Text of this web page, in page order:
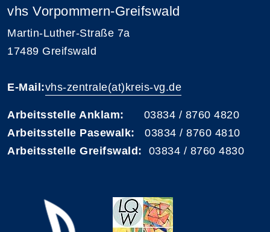
vhs Vorpommern-Greifswald
Martin-Luther-Straße 7a
17489 Greifswald
E-Mail:vhs-zentrale(at)kreis-vg.de
Arbeitsstelle Anklam: 03834 / 8760 4820
Arbeitsstelle Pasewalk: 03834 / 8760 4810
Arbeitsstelle Greifswald: 03834 / 8760 4830